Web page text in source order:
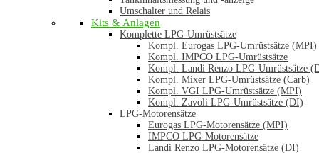
Umschalter und Relais
Kits & Anlagen
Komplette LPG-Umrüstsätze
Kompl. Eurogas LPG-Umrüstsätze (MPI)
Kompl. IMPCO LPG-Umrüstsätze
Kompl. Landi Renzo LPG-Umrüstsätze
Kompl. Mixer LPG-Umrüstsätze (Carb)
Kompl. VGI LPG-Umrüstsätze (MPI)
Kompl. Zavoli LPG-Umrüstsätze (DI)
LPG-Motorensätze
Eurogas LPG-Motorensätze (MPI)
IMPCO LPG-Motorensätze
Landi Renzo LPG-Motorensätze (DI)